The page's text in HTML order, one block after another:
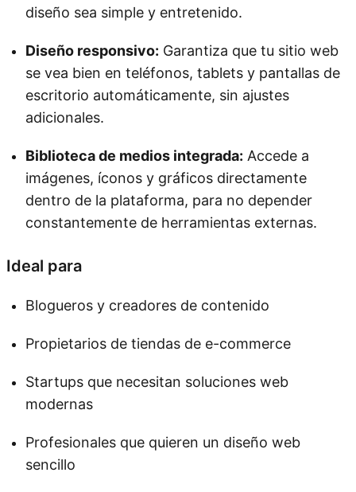
diseño sea simple y entretenido.
Diseño responsivo: Garantiza que tu sitio web
se vea bien en teléfonos, tablets y pantallas de
escritorio automáticamente, sin ajustes
adicionales.
Biblioteca de medios integrada: Accede a
imágenes, íconos y gráficos directamente
dentro de la plataforma, para no depender
constantemente de herramientas externas.
Ideal para
Blogueros y creadores de contenido
Propietarios de tiendas de e-commerce
Startups que necesitan soluciones web
modernas
Profesionales que quieren un diseño web
sencillo